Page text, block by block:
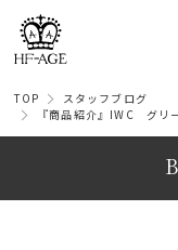
TOP
スタッフブログ
『商品紹介』IWC グリ